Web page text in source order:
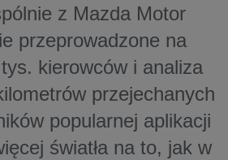
z Mazda Motor
przeprowadzone na
kierowców i analiza
przejechanych
popularnej aplikacji
światła na to, jak w